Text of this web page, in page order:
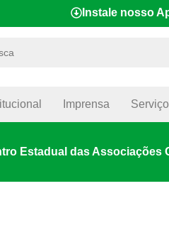
Instale nosso
Imprensa
Estadual das